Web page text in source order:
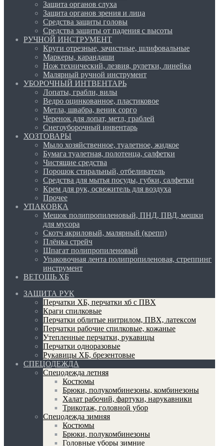
Защита органов слуха
Защита органов зрения и лица
Средства защиты головы
Средства защиты от падения с высоты
РУЧНОЙ ИНСТРУМЕНТ
Круги отрезные, зачистные, шлифовальные
Маркеры, карандаши
Нож технический, лезвия, рулетки, линейка
Малярный ручной инструмент
УБОРОЧНЫЙ ИНТВЕНТАРЬ
Лопаты, грабли, вилы
Ведро оцинкованное, пластиковое
Метла, швабра, веник сорго
Черенок для лопат, метл, граблей
Снегоуборочный инвентарь
ХОЗТОВАРЫ
Мыло хозяйственное, туалетное, жидкое
Бумага туалетная, полотенца, салфетки
Чистящие средства
Порошок стиральный, отбеливатель
Средства для мытья посуды, губки, салфетки
Крем для рук, освежитель для воздуха
Прочее
УПАКОВКА
Мешок полипропиленовый, ПНД, ПВД, мешки
для мусора
Скотч акриловый, малярный (крепп)
Плёнка стрейч
Шпагат полипропиленовый
Упаковочная лента полипропиленовая, стреппинг
инструмент
ВЕТОШЬ ХБ
ЗАЩИТА РУК
Перчатки ХБ, перчатки хб с ПВХ
Краги спилковые
Перчатки облитые нитрилом, ПВХ, латексом
Перчатки рабочие спилковые, кожаные
Утепленные перчатки, рукавицы
Перчатки одноразовые
Рукавицы ХБ, брезентовые
СПЕЦОДЕЖДА
Спецодежда летняя
Костюмы
Брюки, полукомбинезоны, комбинезоны
Халат рабочий, фартуки, нарукавники
Трикотаж, головной убор
Спецодежда зимняя
Костюмы
Брюки, полукомбинезоны
Головные уборы зимние